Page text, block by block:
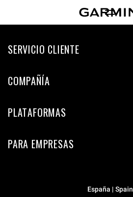
SERVICIO CLIENTE
COMPAÑÍA
PLATAFORMAS
PARA EMPRESAS
España | Spain